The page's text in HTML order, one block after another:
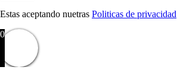
Estas aceptando nuetras Politicas de privacidad
0